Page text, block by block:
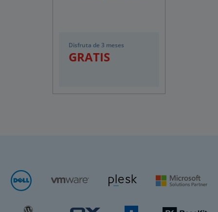
Disfruta de 3 meses
GRATIS